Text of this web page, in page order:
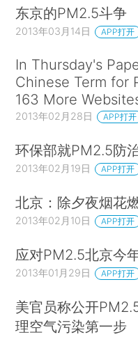
东京的PM2.5斗争
2013年03月14日 APP打开
In Thursday's
Chinese Term for
163 More
2013年02月28日 APP打开
环保部就PM2.5防
2013年02月19日 APP打开
北京：除夕夜烟花
2013年02月10日 APP打开
应对PM2.5北京今
2013年01月29日 APP打开
美官员称公开
理空气污染第一步